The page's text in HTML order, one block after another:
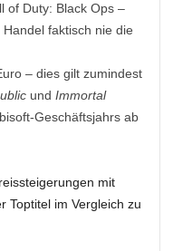
of Duty: Black Ops –
faktisch nie die
– dies gilt zumindest
und Immortal
Geschäftsjahrs ab
mit
Toptitel im Vergleich zu